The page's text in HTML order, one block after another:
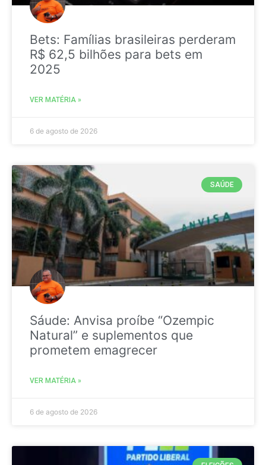
Bets: Famílias brasileiras perderam
R$ 62,5 bilhões para bets em
2025
VER MATÉRIA »
6 de agosto de 2026
SAÚDE
Sáude: Anvisa proíbe “Ozempic
Natural” e suplementos que
prometem emagrecer
VER MATÉRIA »
6 de agosto de 2026